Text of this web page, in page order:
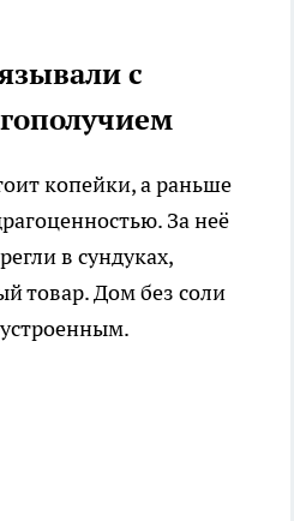
с
копейки, а раньше
За неё
в сундуках,
товар. Дом без соли